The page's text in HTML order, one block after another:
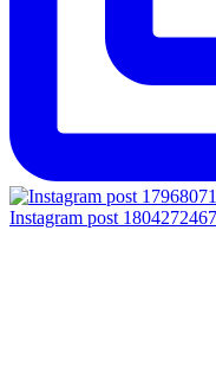
Instagram post